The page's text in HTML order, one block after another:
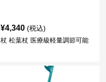
¥4,340 (税込)
杖 松葉杖 医療級軽量調節可能